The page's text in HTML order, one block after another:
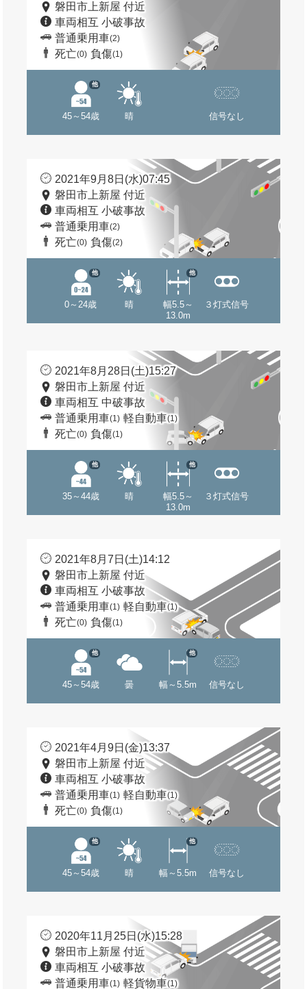
磐田市上新屋 付近
車両相互 小破事故
普通乗用車(2)
死亡(0) 負傷(1)
45～54歳
他
晴 信号なし
2021年9月8日(水)07:45
磐田市上新屋 付近
車両相互 小破事故
普通乗用車(2)
死亡(0) 負傷(2)
0～24歳
他
晴
幅5.5～
13.0m
他
３灯式信号
2021年8月28日(土)15:27
磐田市上新屋 付近
車両相互 中破事故
普通乗用車(1) 軽自動車(1)
死亡(0) 負傷(1)
35～44歳
他
晴
幅5.5～
13.0m
他
３灯式信号
2021年8月7日(土)14:12
磐田市上新屋 付近
車両相互 小破事故
普通乗用車(1) 軽自動車(1)
死亡(0) 負傷(1)
45～54歳
他
曇 幅～5.5m
他
信号なし
2021年4月9日(金)13:37
磐田市上新屋 付近
車両相互 小破事故
普通乗用車(1) 軽自動車(1)
死亡(0) 負傷(1)
45～54歳
他
晴 幅～5.5m
他
信号なし
2020年11月25日(水)15:28
磐田市上新屋 付近
車両相互 小破事故
普通乗用車(1) 軽貨物車(1)